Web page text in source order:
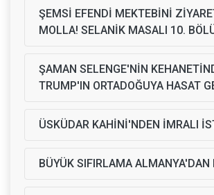
ŞEMSİ EFENDİ MEKTEBİNİ
MOLLA! SELANİK MASALI 10.
ŞAMAN SELENGE'NİN
TRUMP'IN ORTADOĞUYA HASAT
ÜSKÜDAR KAHİNİ'NDEN İMRALI
BÜYÜK SIFIRLAMA ALMANYA'DAN